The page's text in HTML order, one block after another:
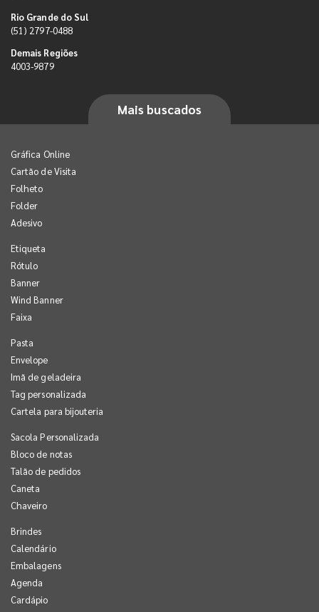
Rio Grande do Sul
(51) 2797-0488
Demais Regiões
4003-9879
Mais buscados
Gráfica Online
Cartão de Visita
Folheto
Folder
Adesivo
Etiqueta
Rótulo
Banner
Wind Banner
Faixa
Pasta
Envelope
Imã de geladeira
Tag personalizada
Cartela para bijouteria
Sacola Personalizada
Bloco de notas
Talão de pedidos
Caneta
Chaveiro
Brindes
Calendário
Embalagens
Agenda
Cardápio